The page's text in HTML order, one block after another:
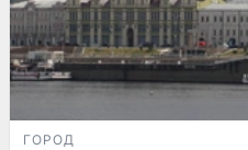
ГОРОД